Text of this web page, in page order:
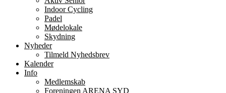
Indoor Cycling
Padel
Mødelokale
Skydning
Nyheder
Tilmeld Nyhedsbrev
Kalender
Info
Medlemskab
Foreningen ARENA SYD